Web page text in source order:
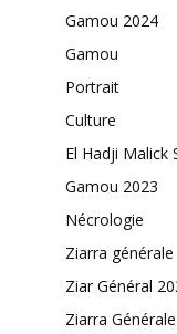
Gamou 2024
Gamou
Portrait
Culture
El Hadji Malick
Gamou 2023
Nécrologie
Ziarra générale
Ziar Général
Ziarra